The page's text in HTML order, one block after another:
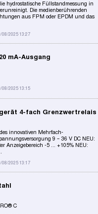
hydrostatische Füllstandmessung in
Die medienberührenden
aus FPM oder EPDM und das
08/2025 13:27
mA-Ausgang
08/2025 13:15
4-fach Grenzwertrelais
innovativen Mehrfach-
9 – 36 V DC NEU:
Anzeigebereich -5 ... +105% NEU:
08/2025 13:17
C